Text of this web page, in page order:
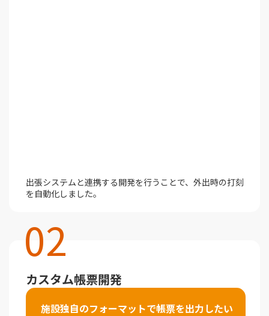
出張システムと連携する開発を行うことで、外出時の打刻
を自動化しました。
02
カスタム帳票開発
施設独自のフォーマットで帳票を出力したい